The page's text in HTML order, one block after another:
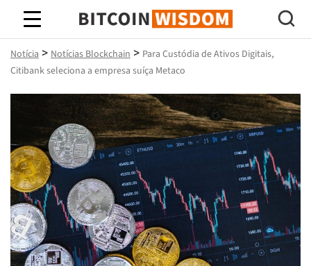
Sabedoria do Bitcoin
Notícia > Notícias Blockchain > Para Custódia de Ativos Digitais,
Citibank seleciona a empresa suíça Metaco